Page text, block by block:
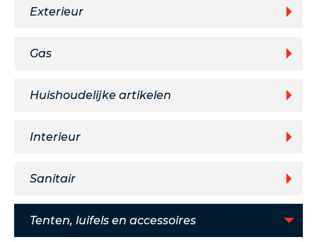
Exterieur
Gas
Huishoudelijke artikelen
Interieur
Sanitair
Tenten, luifels en accessoires